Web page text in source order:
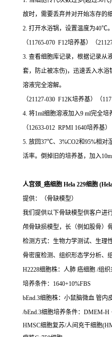
故时，需要丢弃并对开始冻存的
2. 打开水浴锅，设置温度为40℃。
（11765-070 F12培养基）（
3. 查看细胞库记录，根据记录从
套，防止被冻伤)，迅速丢入水浴
溶液完全溶解。
（21127-030 F12K培养基）（
4. 将1ml细胞溶液加入9 ml完全培
（12633-012 RPMI 1640培养基
5. 放回37℃、3%CO2和95%相对
活率。倒掉旧的培养基，加入
人宫颈_癌细胞 Hela 229细胞
提供：（骨缺模型）
我们提供以下骨缺模型供客户进
颅骨缺损模型，长（例如股骨）
检测方式：生物力学测试、生理
骨密度检测、组织形态学分析、
H2228细胞株：人肺 癌细胞 /组
培养条件：1640+10%FBS
bEnd.3细胞株：小鼠脑微血 管内
/bEnd.3细胞培养条件：DMEM-H
HMSC细胞复苏/人间充干细胞